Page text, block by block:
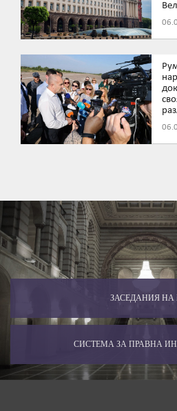
ЗАСЕДАНИЯ НА
СИСТЕМА ЗА ПРАВНА